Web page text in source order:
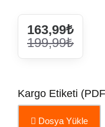
163,99₺
199,99₺
Kargo Etiketi
Dosya Yükle